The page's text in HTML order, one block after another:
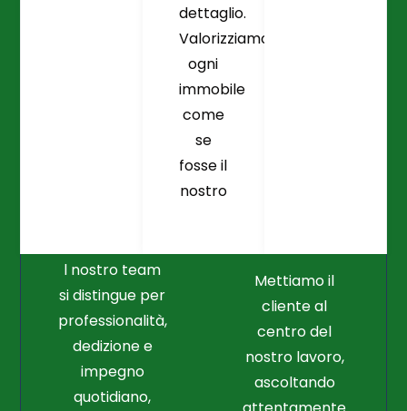
dettaglio.
Valorizziamo
ogni
immobile
come
se
fosse il
nostro
l nostro team
si distingue per
professionalità,
dedizione e
impegno
quotidiano,
Mettiamo il
cliente al
centro del
nostro lavoro,
ascoltando